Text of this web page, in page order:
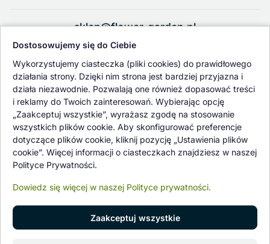
sklep@flower-garden.pl
Oferowane przez nas rośliny i nasiona podlegają regularnej ścisłej
kontroli jakości oraz kontroli zdrowotnej przeprowadzanej przez
wykwalifikowane osoby z Państwowej Inspekcji Ochrony Roślin i
Nasiennictwa.
© 1997 - 2026 flower-garden.pl | Wszelkie prawa zastrzeżone.
Dostosowujemy się do Ciebie
Wykorzystujemy ciasteczka (pliki cookies) do prawidłowego
działania strony. Dzięki nim strona jest bardziej przyjazna i
działa niezawodnie. Pozwalają one również dopasować treści
i reklamy do Twoich zainteresowań. Wybierając opcję
„Zaakceptuj wszystkie”, wyrażasz zgodę na stosowanie
wszystkich plików cookie. Aby skonfigurować preferencje
dotyczące plików cookie, kliknij pozycję „Ustawienia plików
cookie”. Więcej informacji o ciasteczkach znajdziesz w naszej
Polityce Prywatności.
Dowiedz się więcej w naszej Polityce prywatności.
Zaakceptuj wszystkie